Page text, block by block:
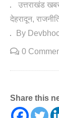
उत्तराखंड
देहरादून
By
0
Share this